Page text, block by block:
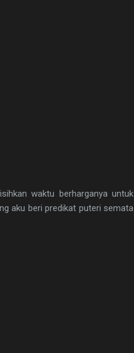
waktu berharganya untuk
aku beri predikat puteri semata